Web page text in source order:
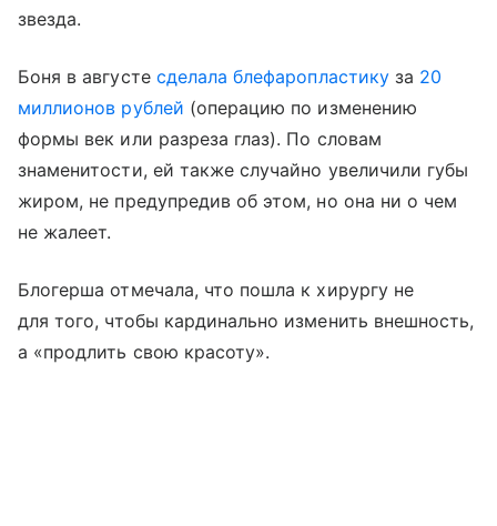
звезда.
Боня в августе сделала блефаропластикуза 20
миллионов рублей (операцию по изменению
формы век или разреза глаз). По словам
знаменитости, ей также случайно увеличили губы
жиром, не предупредив об этом, но она ни о чем
не жалеет.
Блогерша отмечала, что пошла к хирургу не
для того, чтобы кардинально изменить внешность,
а «продлить свою красоту».